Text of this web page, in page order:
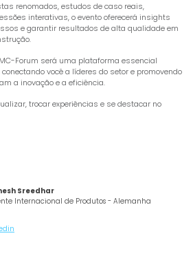
renomados, estudos de caso reais,
interativas, o evento oferecerá insights
e garantir resultados de alta qualidade em
Forum será uma plataforma essencial
você a líderes do setor e promovendo
a inovação e a eficiência.
trocar experiências e se destacar no
Sreedhar
Internacional de Produtos - Alemanha